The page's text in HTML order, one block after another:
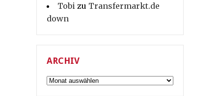
Tobi zu Transfermarkt.de
down
ARCHIV
Archiv